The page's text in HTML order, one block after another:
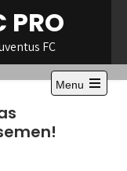
PRO
FC
Menu
Open